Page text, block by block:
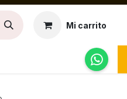
Mi carrito